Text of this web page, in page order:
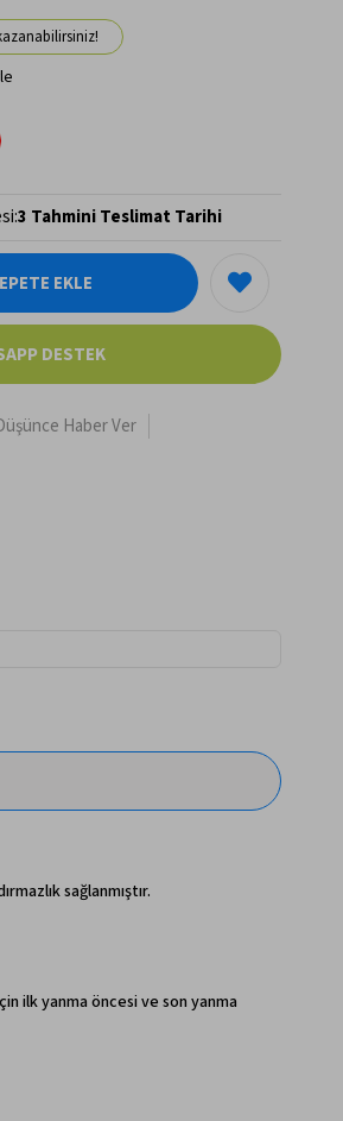
:3 Tahmini Teslimat Tarihi
DESTEK
Haber Ver
sağlanmıştır.
ilk yanma öncesi ve son yanma